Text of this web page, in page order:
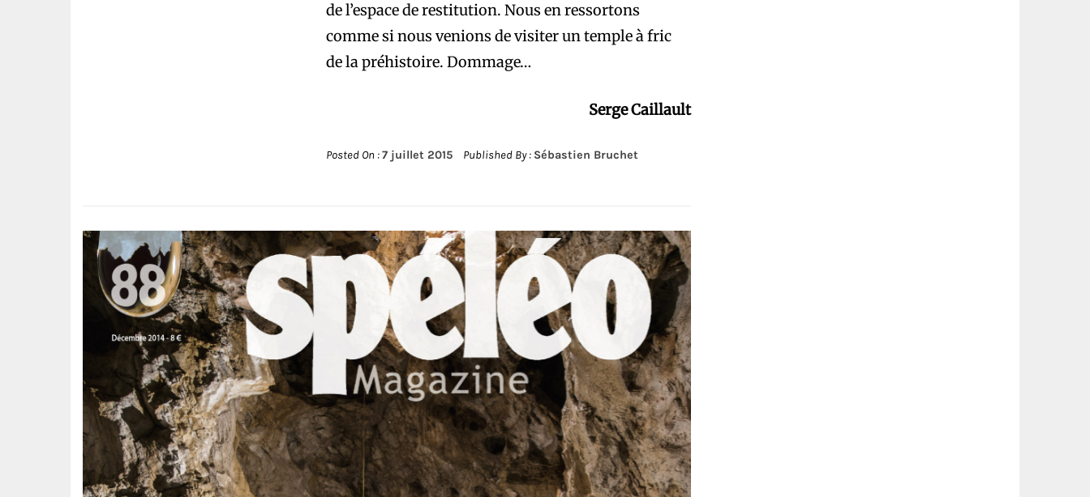
de l’espace de restitution. Nous en ressortons
comme si nous venions de visiter un temple à fric
de la préhistoire. Dommage…
Serge Caillault
Posted On :7 juillet 2015 Published By : Sébastien Bruchet